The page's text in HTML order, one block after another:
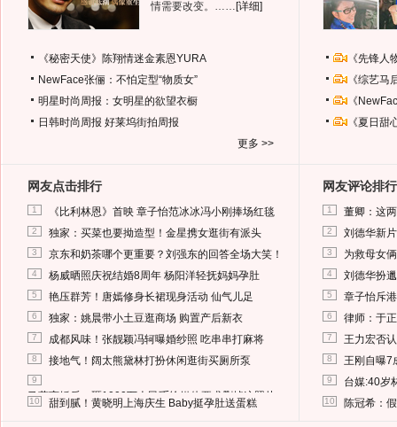
情需要改变。…… [详细]
《秘密天使》陈翔情迷金素恩YURA
NewFace张俪：不怕定型“物质女”
明星时尚周报：女明星的欲望衣橱
日韩时尚周报 好莱坞街拍周报
更多 >>
《先锋
《综艺
《
《夏日
网友点击排行
1 《比利林恩》首映 章子怡范冰冰冯小刚捧场红毯
2 独家：买菜也要拗造型！金星携女逛街有派头
3 京东和奶茶哪个更重要？刘强东的回答全场大笑！
4 杨威晒照庆祝结婚8周年 杨阳洋轻抚妈妈孕肚
5 艳压群芳！唐嫣修身长裙现身活动 仙气儿足
6 独家：姚晨带小土豆逛商场 购置产后新衣
7 成都风味！张靓颖冯轲曝婚纱照 吃串串打麻将
8 接地气！阔太熊黛林打扮休闲逛街买厕所泵
9
马蓉离婚后，砸1000万人民币给媒体要求删掉这照片
10 甜到腻！黄晓明上海庆生 Baby挺孕肚送蛋糕
网友评论排行
1 董卿：这
2 刘德华新
3 为救母女
4 刘德华扮
5 章子怡斥
6 律师：于
7 王力宏否
8 王刚自曝7
9 台媒:40岁
10 陈冠希：